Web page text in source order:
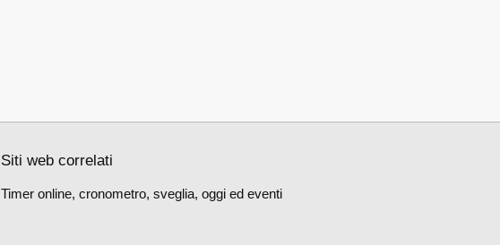
Siti web correlati
Timer online, cronometro, sveglia, oggi ed eventi